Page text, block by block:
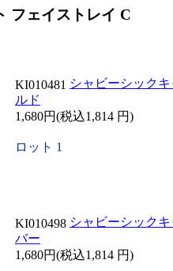
フェイストレイ C
KI010481 シャビーシック
ルド
1,680円(税込1,814 円)
ロット 1
KI010498 シャビーシック
バー
1,680円(税込1,814 円)